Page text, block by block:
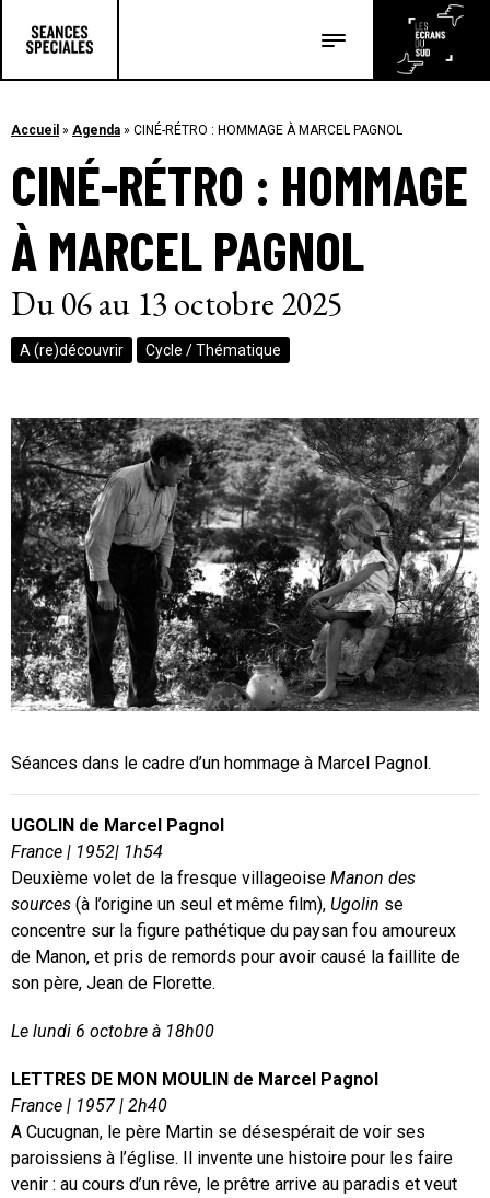
Les articles
Accueil » Agenda » CINÉ-RÉTRO : HOMMAGE À MARCEL PAGNOL
CINÉ-RÉTRO : HOMMAGE
À MARCEL PAGNOL
Du 06 au 13 octobre 2025
A (re)découvrir Cycle / Thématique
Séances dans le cadre d’un hommage à Marcel Pagnol.
UGOLIN de Marcel Pagnol
France | 1952| 1h54
Deuxième volet de la fresque villageoise Manon des
sources (à l’origine un seul et même film), Ugolin se
concentre sur la figure pathétique du paysan fou amoureux
de Manon, et pris de remords pour avoir causé la faillite de
son père, Jean de Florette.
Le lundi 6 octobre à 18h00
LETTRES DE MON MOULIN de Marcel Pagnol
France | 1957 | 2h40
A Cucugnan, le père Martin se désespérait de voir ses
paroissiens à l’église. Il invente une histoire pour les faire
venir : au cours d’un rêve, le prêtre arrive au paradis et veut